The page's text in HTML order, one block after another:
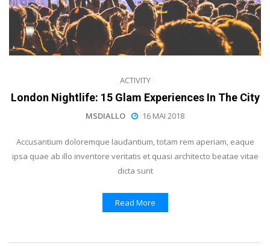
ACTIVITY
London Nightlife: 15 Glam Experiences In The City
MSDIALLO 16 MAI 2018
Accusantium doloremque laudantium, totam rem aperiam, eaque
ipsa quae ab illo inventore veritatis et quasi architecto beatae vitae
dicta sunt
Read More